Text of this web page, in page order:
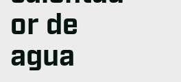
or de
agua